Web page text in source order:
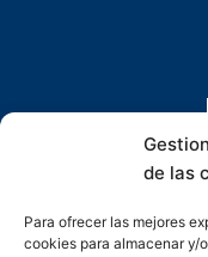
de las
Para ofrecer las mejores
cookies para almacenar y/
F
a